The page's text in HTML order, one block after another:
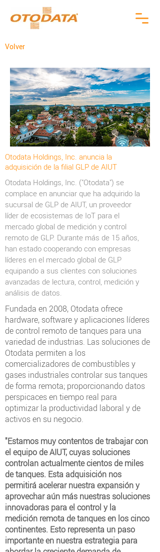
Volver
Otodata Holdings, Inc. anuncia la
adquisición de la filial GLP de AIUT
Otodata Holdings, Inc. ("Otodata") se
complace en anunciar que ha adquirido la
sucursal de GLP de AIUT, un proveedor
líder de ecosistemas de IoT para el
mercado global de medición y control
remoto de GLP. Durante más de 15 años,
han estado cooperando con empresas
líderes en el mercado global de GLP
equipando a sus clientes con soluciones
avanzadas de lectura, control, medición y
análisis de datos.
Fundada en 2008, Otodata ofrece
hardware, software y aplicaciones líderes
de control remoto de tanques para una
variedad de industrias. Las soluciones de
Otodata permiten a los
comercializadores de combustibles y
gases industriales controlar sus tanques
de forma remota; proporcionando datos
perspicaces en tiempo real para
optimizar la productividad laboral y de
activos en su negocio.
"Estamos muy contentos de trabajar con
el equipo de AIUT, cuyas soluciones
controlan actualmente cientos de miles
de tanques. Esta adquisición nos
permitirá acelerar nuestra expansión y
aprovechar aún más nuestras soluciones
innovadoras para el control y la
medición remota de tanques en los cinco
continentes. Esto representa un paso
importante en nuestra estrategia para